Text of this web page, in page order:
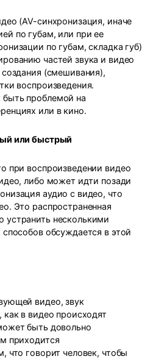
(AV-синхронизация, иначе
по губам, или при ее
по губам, складка губ)
частей звука и видео
(смешивания),
воспроизведения.
проблемой на
или в кино.
или быстрый
при воспроизведении видео
либо может идти позади
аудио с видео, что
Это распространенная
несколькими
обсуждается в этой
видео, звук
как в видео происходят
быть довольно
приходится
что говорит человек, чтобы